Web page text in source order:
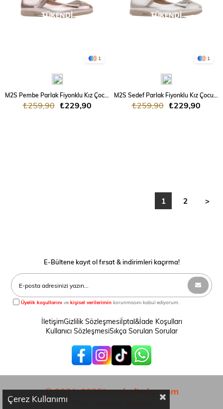
TÜKENDI
1
₺229,90
₺259,90
TÜKENDI
1
₺229,90
₺259,90
1 2 >
E-Bültene kayıt ol fırsat & indirimleri kaçırma!
Üyelik koşullarını vekişisel verilerimin korunmasını kabul ediyorum.
İletişimGizlilik Sözleşmesiİptal&İade Koşulları
Kullanıcı SözleşmesiSıkça Sorulan Sorular
© 2021-2025trendadimlar.com
- Tüm Hakları Saklıdır.
Çerez Kullanımı